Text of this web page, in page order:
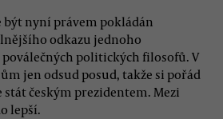
nyní právem pokládán
odkazu jednoho
poválečných politických filosofů. V
jen odsud posud, takže si pořád
stát českým prezidentem. Mezi
lepší.